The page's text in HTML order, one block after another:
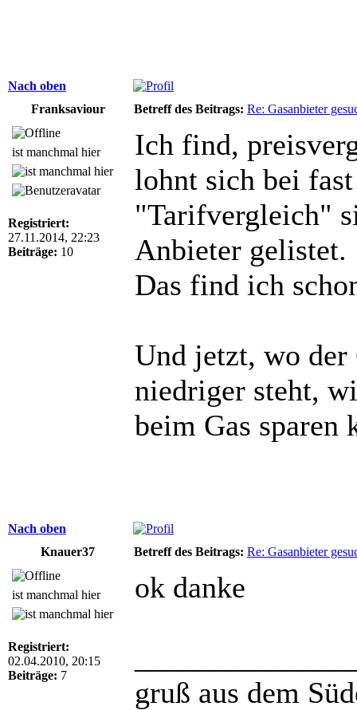
Nach oben
Franksaviour
Betreff des Beitrags: Re: Gasanbieter
ist manchmal hier
Registriert:
27.11.2014, 22:23
Beiträge: 10
Ich find,
lohnt sich bei
"Tarifvergleich"
Anbieter gelistet.
Das find ich
Und jetzt, wo der
niedriger steht,
beim Gas
Nach oben
Knauer37
Betreff des Beitrags: Re: Gasanbieter
ist manchmal hier
Registriert:
02.04.2010, 20:15
Beiträge: 7
ok danke
gruß aus dem